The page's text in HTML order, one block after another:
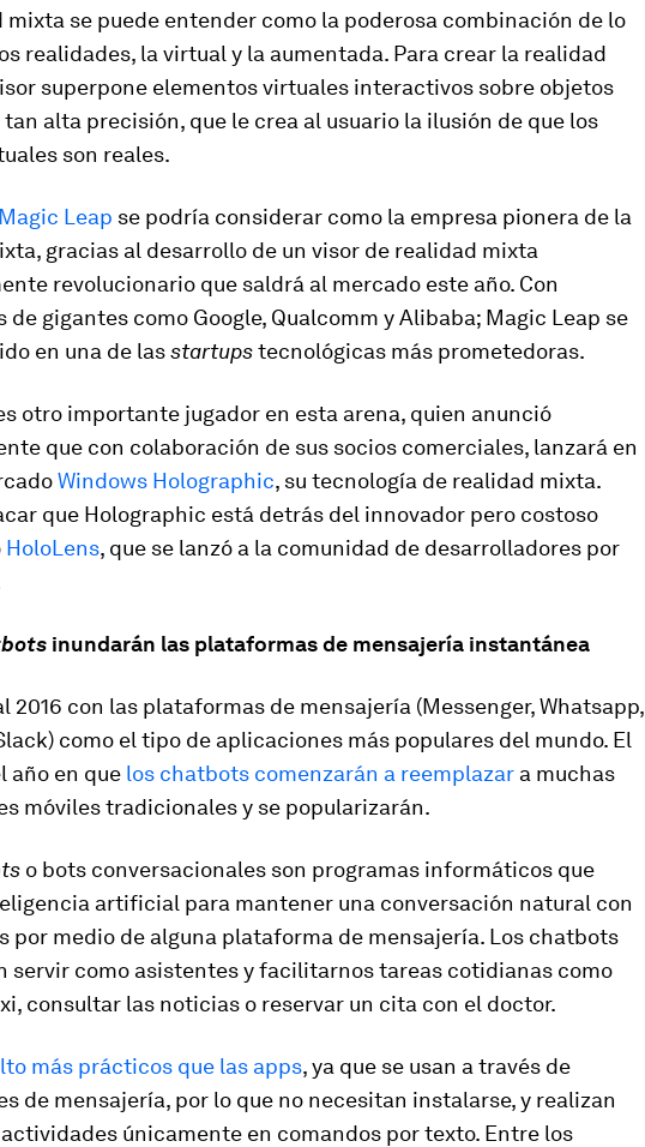
mixta se puede entender como la poderosa combinación de lo
realidades, la virtual y la aumentada. Para crear la realidad
superpone elementos virtuales interactivos sobre objetos
tan alta precisión, que le crea al usuario la ilusión de que los
son reales.
Magic Leap se podría considerar como la empresa pionera de la
gracias al desarrollo de un visor de realidad mixta
revolucionario que saldrá al mercado este año. Con
de gigantes como Google, Qualcomm y Alibaba; Magic Leap se
en una de lasstartupstecnológicas más prometedoras.
otro importante jugador en esta arena, quien anunció
que con colaboración de sus socios comerciales, lanzará en
Windows Holographic, su tecnología de realidad mixta.
que Holographic está detrás del innovador pero costoso
HoloLens, que se lanzó a la comunidad de desarrolladores por
inundarán las plataformas de mensajería instantánea
2016 con las plataformas de mensajería (Messenger, Whatsapp,
como el tipo de aplicaciones más populares del mundo. El
año en que los chatbots comenzarán a reemplazar a muchas
móviles tradicionales y se popularizarán.
o bots conversacionales son programas informáticos que
artificial para mantener una conversación natural con
por medio de alguna plataforma de mensajería. Los chatbots
servir como asistentes y facilitarnos tareas cotidianas como
consultar las noticias o reservar un cita con el doctor.
más prácticos que las apps, ya que se usan a través de
de mensajería, por lo que no necesitan instalarse, y realizan
únicamente en comandos por texto. Entre los